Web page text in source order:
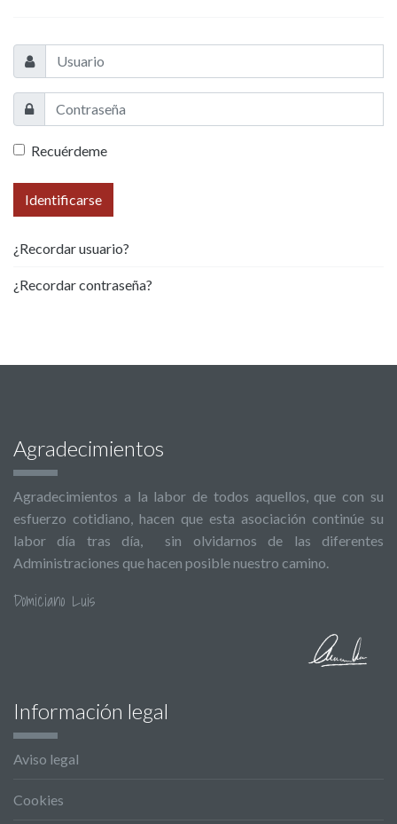
Recuérdeme
Identificarse
¿Recordar usuario?
¿Recordar contraseña?
Agradecimientos
Agradecimientos a la labor de todos aquellos, que con su
esfuerzo cotidiano, hacen que esta asociación continúe su
labor día tras día, sin olvidarnos de las diferentes
Administraciones que hacen posible nuestro camino.
Domiciano Luis
Información legal
Aviso legal
Cookies